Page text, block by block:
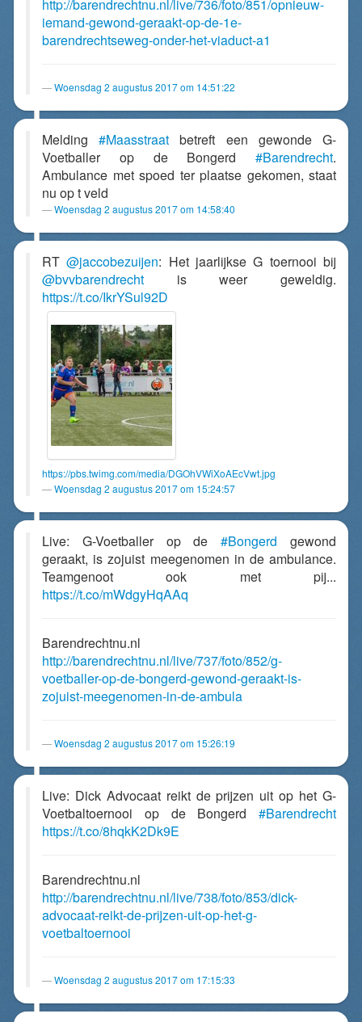
http://barendrechtnu.nl/live/736/foto/851/opnieuw-
iemand-gewond-geraakt-op-de-1e-
barendrechtseweg-onder-het-viaduct-a1
Woensdag 2 augustus 2017 om 14:51:22
Melding#Maasstraat betreft een gewonde G-
Voetballer op de Bongerd #Barendrecht.
Ambulance met spoed ter plaatse gekomen, staat
nu op t veld
Woensdag 2 augustus 2017 om 14:58:40
RT@jaccobezuijen: Het jaarlijkse G toernooi bij
@bvvbarendrecht is weer geweldig.
https://t.co/IkrYSul92D
https://pbs.twimg.com/media/DGOhVWiXoAEcVwt.jpg
Woensdag 2 augustus 2017 om 15:24:57
Live: G-Voetballer op de#Bongerd gewond
geraakt, is zojuist meegenomen in de ambulance.
Teamgenoot ook met pij...
https://t.co/mWdgyHqAAq
Barendrechtnu.nl
http://barendrechtnu.nl/live/737/foto/852/g-
voetballer-op-de-bongerd-gewond-geraakt-is-
zojuist-meegenomen-in-de-ambula
Woensdag 2 augustus 2017 om 15:26:19
Live: Dick Advocaat reikt de prijzen uit op het G-
Voetbaltoernooi op de Bongerd #Barendrecht
https://t.co/8hqkK2Dk9E
Barendrechtnu.nl
http://barendrechtnu.nl/live/738/foto/853/dick-
advocaat-reikt-de-prijzen-uit-op-het-g-
voetbaltoernooi
Woensdag 2 augustus 2017 om 17:15:33